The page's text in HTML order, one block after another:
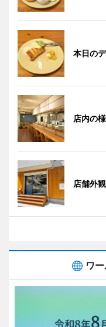
本日の
店内の
店舗外観
ワ